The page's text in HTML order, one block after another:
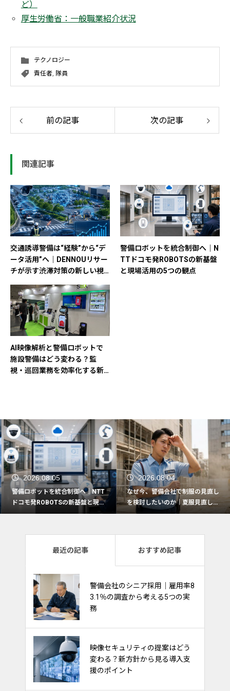
ど）
厚生労働省：一般職業紹介状況
テクノロジー
責任者, 隊員
前の記事 次の記事
関連記事
交通誘導警備は“経験”から“デ
ータ活用”へ｜DENNOUリサー
チが示す渋滞対策の新しい視
警備ロボットを統合制御へ｜N
TTドコモ発ROBOTSの新基盤
と現場活用の5つの観点
AI映像解析と警備ロボットで
施設警備はどう変わる？監
視・巡回業務を効率化する新
2026.08.05
警備ロボットを統合制御へ｜NTT
ドコモ発ROBOTSの新基盤と現場
活用の5つの観点
2026.08.04
なぜ今、警備会社で制服の見直し
を検討したいのか｜夏服見直しで
押さえたい実務ポイント
最近の記事 おすすめ記事
警備会社のシニア採用｜雇用率8
3.1％の調査から考える5つの実
務
映像セキュリティの提案はどう
変わる？新方針から見る導入支
援のポイント
熱中症対策は“一律支給”から“現
場に合わせて選ぶ”時代へ｜最新
動向から見る警備会社の備え
警備採用で注目される「給与前
払い制度」｜求人訴求・定着支
援に活用するポイント